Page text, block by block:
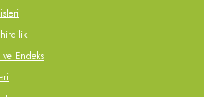
Endeks